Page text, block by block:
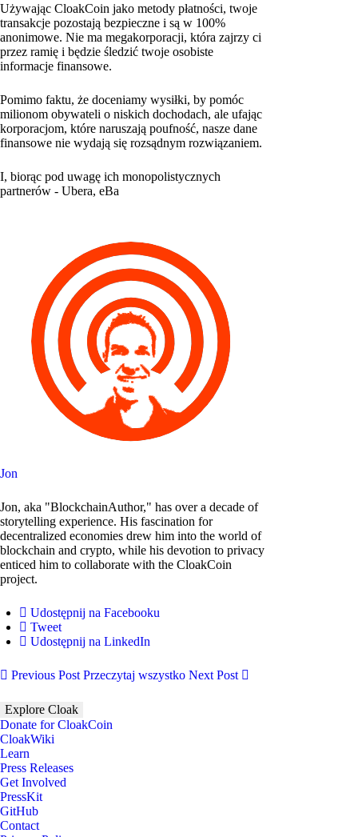
Używając CloakCoin jako metody płatności, twoje
transakcje pozostają bezpieczne i są w 100%
anonimowe. Nie ma megakorporacji, która zajrzy ci
przez ramię i będzie śledzić twoje osobiste
informacje finansowe.
Pomimo faktu, że doceniamy wysiłki, by pomóc
milionom obywateli o niskich dochodach, ale ufając
korporacjom, które naruszają poufność, nasze dane
finansowe nie wydają się rozsądnym rozwiązaniem.
I, biorąc pod uwagę ich monopolistycznych
partnerów - Ubera, eBa
Jon
Jon, aka "BlockchainAuthor," has over a decade of
storytelling experience. His fascination for
decentralized economies drew him into the world of
blockchain and crypto, while his devotion to privacy
enticed him to collaborate with the CloakCoin
project.
Udostępnij na Facebooku
Tweet
Udostępnij na LinkedIn
Previous Post Przeczytaj wszystko Next Post
Explore Cloak
Donate for CloakCoin
CloakWiki
Learn
Press Releases
Get Involved
PressKit
GitHub
Contact